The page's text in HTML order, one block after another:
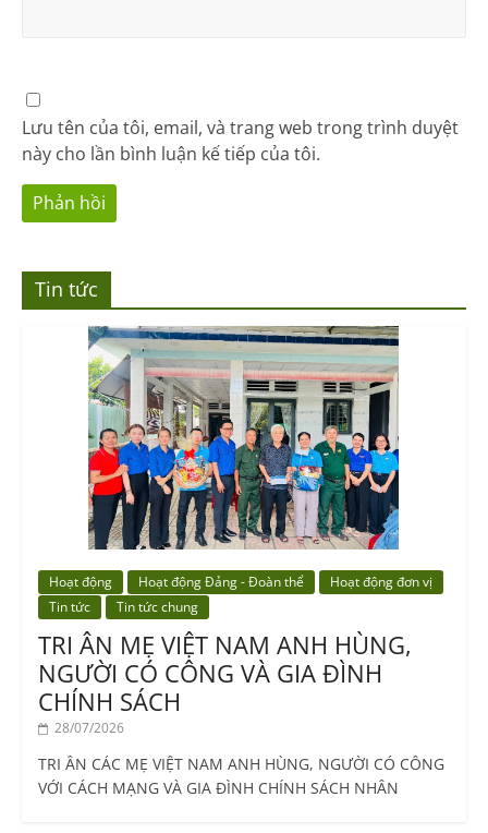
Lưu tên của tôi, email, và trang web trong trình duyệt
này cho lần bình luận kế tiếp của tôi.
Tin tức
Hoạt động Hoạt động Đảng - Đoàn thể
Hoạt động đơn vị
Tin tức
Tin tức chung
TRI ÂN MẸ VIỆT NAM ANH HÙNG,
NGƯỜI CÓ CÔNG VÀ GIA ĐÌNH
CHÍNH SÁCH
28/07/2026
TRI ÂN CÁC MẸ VIỆT NAM ANH HÙNG, NGƯỜI CÓ CÔNG
VỚI CÁCH MẠNG VÀ GIA ĐÌNH CHÍNH SÁCH NHÂN